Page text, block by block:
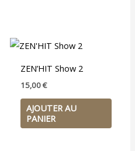
ZEN’HIT Show 2
15,00€
AJOUTER AU
PANIER